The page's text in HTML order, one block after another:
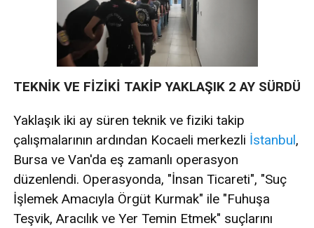
TEKNİK VE FİZİKİ TAKİP YAKLAŞIK 2 AY SÜRDÜ
Yaklaşık iki ay süren teknik ve fiziki takip
çalışmalarının ardından Kocaeli merkezli İstanbul,
Bursa ve Van'da eş zamanlı operasyon
düzenlendi. Operasyonda, "İnsan Ticareti", "Suç
İşlemek Amacıyla Örgüt Kurmak" ile "Fuhuşa
Teşvik, Aracılık ve Yer Temin Etmek" suçlarını